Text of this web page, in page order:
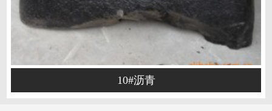
10#沥青